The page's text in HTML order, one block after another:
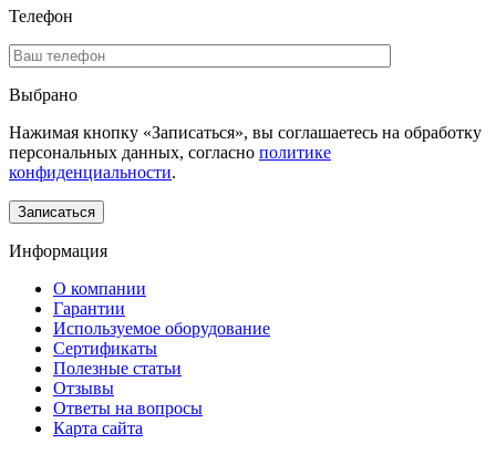
Телефон
Выбрано
Нажимая кнопку «Записаться», вы соглашаетесь на обработку
персональных данных, согласно политике
конфиденциальности.
Информация
О компании
Гарантии
Используемое оборудование
Сертификаты
Полезные статьи
Отзывы
Ответы на вопросы
Карта сайта